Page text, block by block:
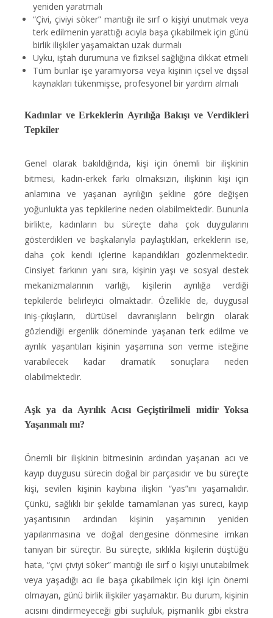
yeniden yaratmalı
“Çivi, çiviyi söker” mantığı ile sırf o kişiyi unutmak veya
terk edilmenin yarattığı acıyla başa çıkabilmek için günü
birlik ilişkiler yaşamaktan uzak durmalı
Uyku, iştah durumuna ve fiziksel sağlığına dikkat etmeli
Tüm bunlar işe yaramıyorsa veya kişinin içsel ve dışsal
kaynakları tükenmişse, profesyonel bir yardım almalı
Kadınlar ve Erkeklerin Ayrılığa Bakışı ve Verdikleri
Tepkiler
Genel olarak bakıldığında, kişi için önemli bir ilişkinin
bitmesi, kadın-erkek farkı olmaksızın, ilişkinin kişi için
anlamına ve yaşanan ayrılığın şekline göre değişen
yoğunlukta yas tepkilerine neden olabilmektedir. Bununla
birlikte, kadınların bu süreçte daha çok duygularını
gösterdikleri ve başkalarıyla paylaştıkları, erkeklerin ise,
daha çok kendi içlerine kapandıkları gözlenmektedir.
Cinsiyet farkının yanı sıra, kişinin yaşı ve sosyal destek
mekanizmalarının varlığı, kişilerin ayrılığa verdiği
tepkilerde belirleyici olmaktadır. Özellikle de, duygusal
iniş-çıkışların, dürtüsel davranışların belirgin olarak
gözlendiği ergenlik döneminde yaşanan terk edilme ve
ayrılık yaşantıları kişinin yaşamına son verme isteğine
varabilecek kadar dramatik sonuçlara neden
olabilmektedir.
Aşk ya da Ayrılık Acısı Geçiştirilmeli midir Yoksa
Yaşanmalı mı?
Önemli bir ilişkinin bitmesinin ardından yaşanan acı ve
kayıp duygusu sürecin doğal bir parçasıdır ve bu süreçte
kişi, sevilen kişinin kaybına ilişkin “yas”ını yaşamalıdır.
Çünkü, sağlıklı bir şekilde tamamlanan yas süreci, kayıp
yaşantısının ardından kişinin yaşamının yeniden
yapılanmasına ve doğal dengesine dönmesine imkan
tanıyan bir süreçtir. Bu süreçte, sıklıkla kişilerin düştüğü
hata, “çivi çiviyi söker” mantığı ile sırf o kişiyi unutabilmek
veya yaşadığı acı ile başa çıkabilmek için kişi için önemi
olmayan, günü birlik ilişkiler yaşamaktır. Bu durum, kişinin
acısını dindirmeyeceği gibi suçluluk, pişmanlık gibi ekstra